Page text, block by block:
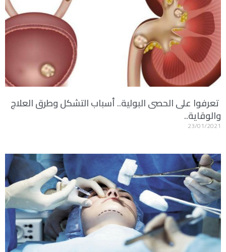
تعرفوا على الحصى البولية.. أسباب التشكل وطرق العلاج
والوقاية..
23/01/2021